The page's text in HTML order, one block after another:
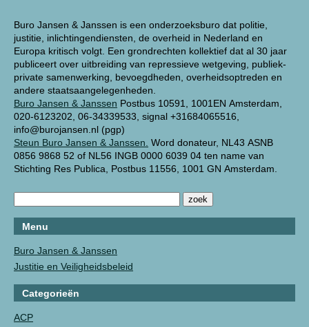
Buro Jansen & Janssen is een onderzoeksburo dat politie,
justitie, inlichtingendiensten, de overheid in Nederland en
Europa kritisch volgt. Een grondrechten kollektief dat al 30 jaar
publiceert over uitbreiding van repressieve wetgeving, publiek-
private samenwerking, bevoegdheden, overheidsoptreden en
andere staatsaangelegenheden.
Buro Jansen & Janssen Postbus 10591, 1001EN Amsterdam,
020-6123202, 06-34339533, signal +31684065516,
info@burojansen.nl (pgp)
Steun Buro Jansen & Janssen. Word donateur, NL43 ASNB
0856 9868 52 of NL56 INGB 0000 6039 04 ten name van
Stichting Res Publica, Postbus 11556, 1001 GN Amsterdam.
Menu
Buro Jansen & Janssen
Justitie en Veiligheidsbeleid
Categorieën
ACP